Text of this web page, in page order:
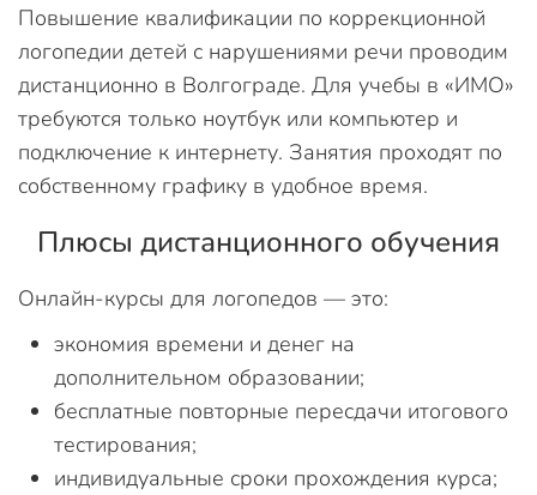
Повышение квалификации по коррекционной
логопедии детей с нарушениями речи проводим
дистанционно в Волгограде. Для учебы в «ИМО»
требуются только ноутбук или компьютер и
подключение к интернету. Занятия проходят по
собственному графику в удобное время.
Плюсы дистанционного обучения
Онлайн-курсы для логопедов — это:
экономия времени и денег на
дополнительном образовании;
бесплатные повторные пересдачи итогового
тестирования;
индивидуальные сроки прохождения курса;